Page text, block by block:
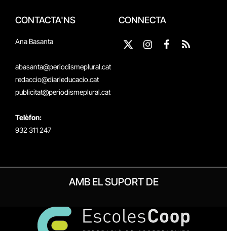
CONTACTA'NS
Ana Basanta
abasanta@periodismeplural.cat
redaccio@diarieducacio.cat
publicitat@periodismeplural.cat
Telèfon:
932 311 247
CONNECTA
X
Instagram
Facebook
RSS
AMB EL SUPORT DE